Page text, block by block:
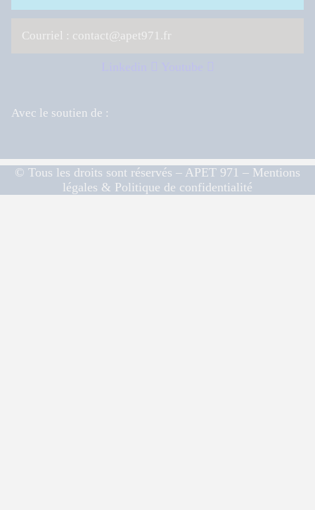
Courriel : contact@apet971.fr
Linkedin Youtube
Avec le soutien de :
© Tous les droits sont réservés – APET 971 – Mentions
légales & Politique de confidentialité